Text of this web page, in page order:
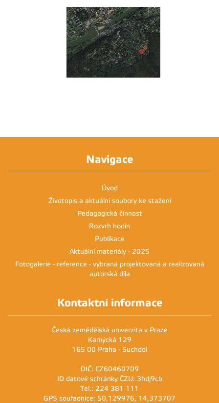
Navigace
Úvod
Životopis a aktuální soubory ke stažení
Pedagogická činnost
Rozvrh hodin
Publikace
Aktuální materiály - 2025
Fotogalerie - reference - vybraná projektovaná a realizovaná
autorská díla
Kontaktní informace
Česká zemědělská univerzita v Praze
Kamýcká 129
165 00 Praha - Suchdol
DIČ: CZ60460709
ID datové schránky ČZU: 3hdj9cb
Tel.: 224 381 111
GPS souřadnice: 50,129976, 14,373707